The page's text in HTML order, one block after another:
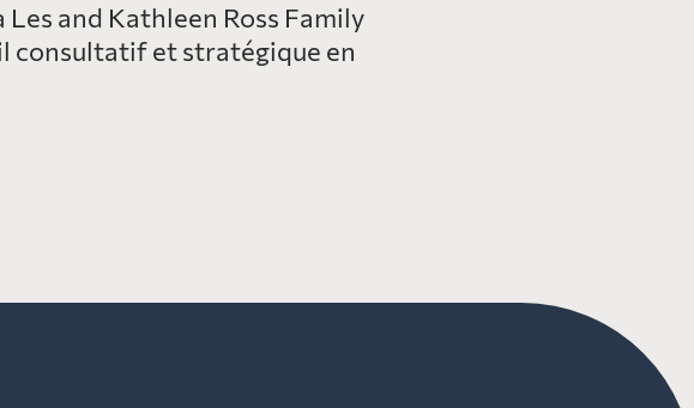
and Kathleen Ross Family
consultatif et stratégique en